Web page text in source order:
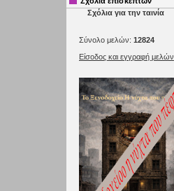
Σχόλια για την ταινία
Σύνολο μελών: 12824
Είσοδος και εγγραφή μελών